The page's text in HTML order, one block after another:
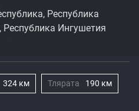
Республика
Республика Ингушетия
324 км Тлярата 190 км